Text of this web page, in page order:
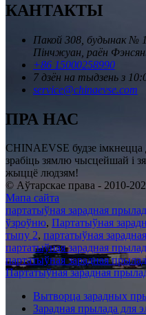
КАНТАКТЫ
Пакой 308, будынак №
Пінчжуан, раён
+86 15000258990
7 дзён на тыдзень з
service@chinaevse.com
ПРА НАС
CHINAEVSE будзе імкнецца
зрабіць зямлю чысцейшай і
жыццё людзям!
© Аўтарскае права - 2010-
Мапа сайта
партатыўная зарадная
ўзроўню, Партатыўная
тыпу 2, партатыўная
партатыўная зарадная
партатыўная зарадная
Партатыўная зарадная
Вытворца зарадных
Зарадная прылада для